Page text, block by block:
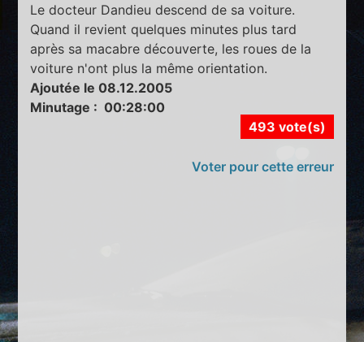
Le docteur Dandieu descend de sa voiture.
Quand il revient quelques minutes plus tard
après sa macabre découverte, les roues de la
voiture n'ont plus la même orientation.
Ajoutée le 08.12.2005
Minutage : 00:28:00
493 vote(s)
Voter pour cette erreur